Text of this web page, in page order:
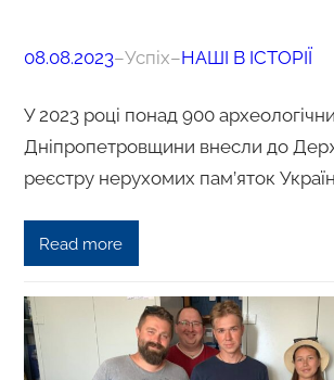
08.08.2023–Успіх–НАШІ В ІСТОРІЇ
У 2023 році понад 900
Дніпропетровщини внесли до
реєстру нерухомих пам’яток
Read more